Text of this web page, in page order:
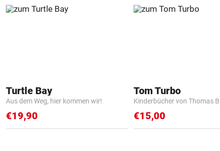
Turtle Bay
Aus dem Weg, hier kommen wir!
€19,90
Tom Turbo
Kinderbücher von Thomas
€15,00